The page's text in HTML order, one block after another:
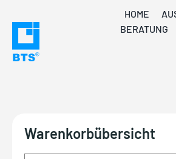
content
HOME
BERATUNG
Warenkorbübersicht